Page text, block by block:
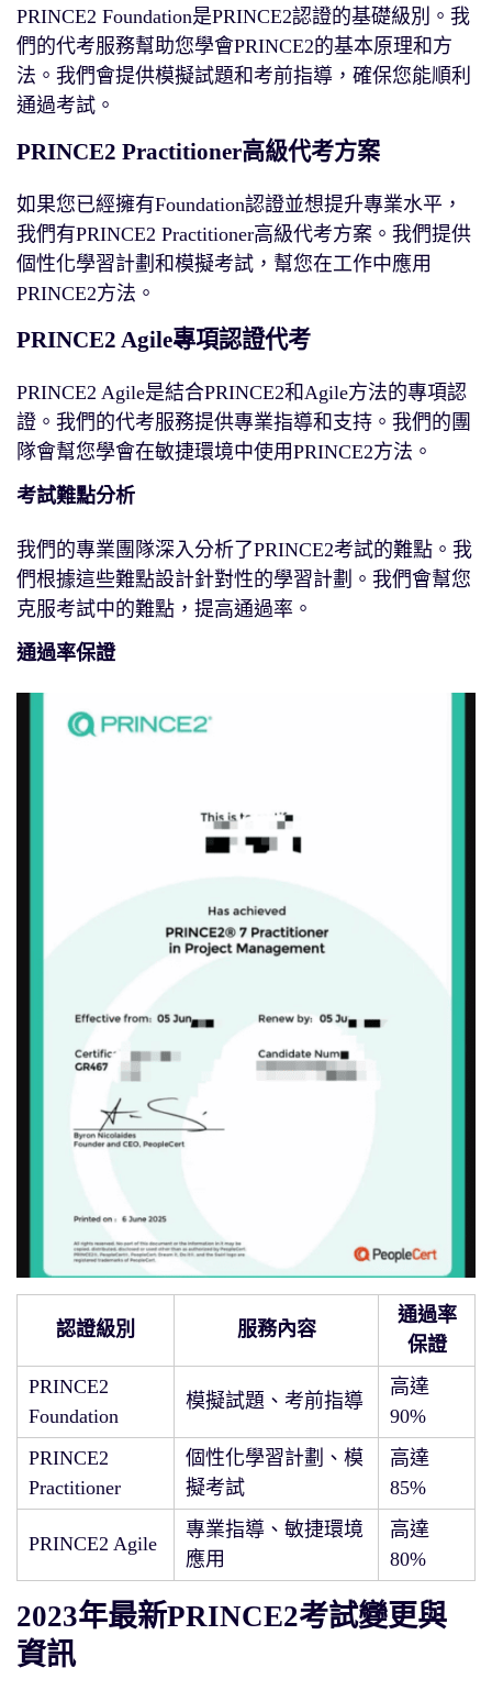
PRINCE2 Foundation是PRINCE2認證的基礎級別。我
們的代考服務幫助您學會PRINCE2的基本原理和方
法。我們會提供模擬試題和考前指導，確保您能順利
通過考試。
PRINCE2 Practitioner高級代考方案
如果您已經擁有Foundation認證並想提升專業水平，
我們有PRINCE2 Practitioner高級代考方案。我們提供
個性化學習計劃和模擬考試，幫您在工作中應用
PRINCE2方法。
PRINCE2 Agile專項認證代考
PRINCE2 Agile是結合PRINCE2和Agile方法的專項認
證。我們的代考服務提供專業指導和支持。我們的團
隊會幫您學會在敏捷環境中使用PRINCE2方法。
考試難點分析
我們的專業團隊深入分析了PRINCE2考試的難點。我
們根據這些難點設計針對性的學習計劃。我們會幫您
克服考試中的難點，提高通過率。
通過率保證
認證級別 服務內容
通過率
保證
PRINCE2
Foundation
模擬試題、考前指導
高達
90%
PRINCE2
Practitioner
個性化學習計劃、模
擬考試
高達
85%
PRINCE2 Agile
專業指導、敏捷環境
應用
高達
80%
2023年最新PRINCE2考試變更與
資訊